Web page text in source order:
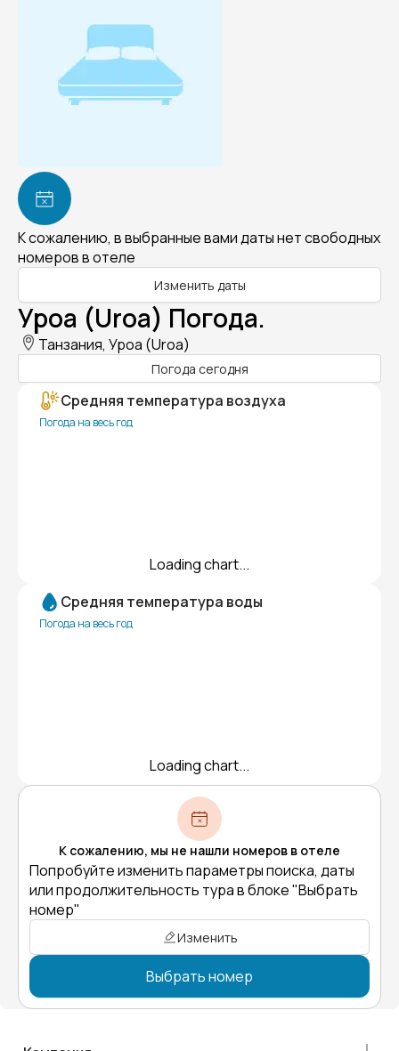
К сожалению, в выбранные вами даты нет свободных
номеров в отеле
Изменить даты
Уроа (Uroa) Погода.
Танзания, Уроа (Uroa)
Погода сегодня
Средняя температура воздуха
Погода на весь год
Loading chart...
Средняя температура воды
Погода на весь год
Loading chart...
К сожалению, мы не нашли номеров в отеле
Попробуйте изменить параметры поиска, даты
или продолжительность тура в блоке "Выбрать
номер"
Изменить
Выбрать номер